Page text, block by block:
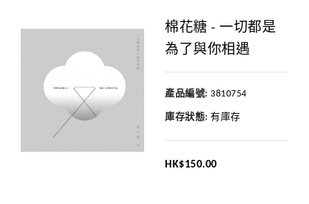
棉花糖 - 一切都是
為了與你相遇
產品編號: 3810754
庫存狀態: 有庫存
HK$150.00